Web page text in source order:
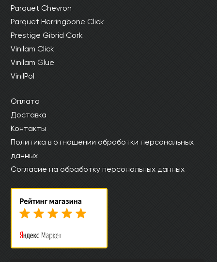
Parquet Chevron
Parquet Herringbone Click
Prestige Gibrid Cork
Vinilam Click
Vinilam Glue
VinilPol
Оплата
Доставка
Контакты
Политика в отношении обработки персональных
данных
Согласие на обработку персональных данных